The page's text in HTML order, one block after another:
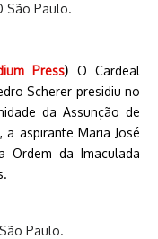
São Paulo.
Press) O Cardeal
Scherer presidiu no
da Assunção de
a aspirante Maria José
Ordem da Imaculada
Paulo.